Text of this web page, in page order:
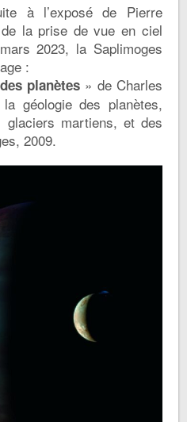
à l’exposé de Pierre
la prise de vue en ciel
2023, la Saplimoges
:
planètes » de Charles
géologie des planètes,
martiens, et des
2009.